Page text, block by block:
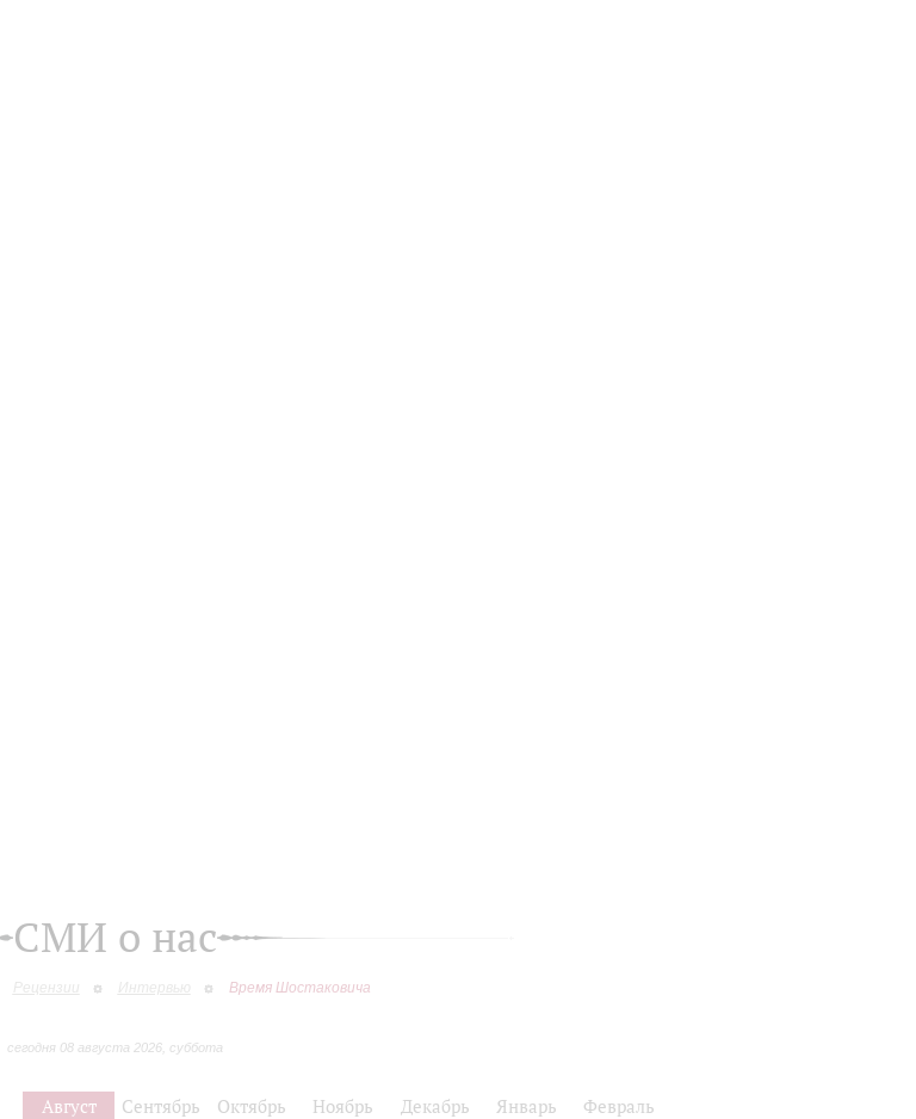
СМИ о нас
Рецензии Интервью Время Шостаковича
сегодня 08 августа 2026, суббота
Август Сентябрь Октябрь Ноябрь Декабрь Январь Февраль